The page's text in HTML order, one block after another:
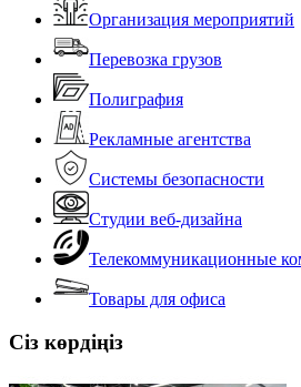
Организация мероприятий
Перевозка грузов
Полиграфия
Рекламные агентства
Системы безопасности
Студии веб-дизайна
Телекоммуникационные
Товары для офиса
Сіз көрдіңіз